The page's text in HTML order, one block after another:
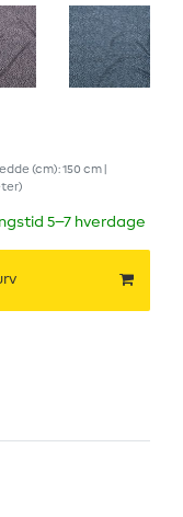
(cm): 150 cm |
)
5–7 hverdage